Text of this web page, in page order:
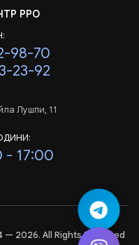
РРО
98-70
23-92
Лушпи, 11
- 17:00
— 2026. All Rights Reserved